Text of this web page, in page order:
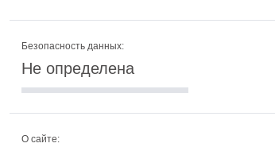
Безопасность данных:
Не определена
О сайте: